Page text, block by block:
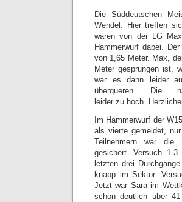
Die Süddeutschen
Wendel. Hier treffen
waren von der LG
Hammerwurf dabei.
von 1,65 Meter. Max,
Meter gesprungen ist,
war es dann leider
überqueren. Die
leider zu hoch.
Im Hammerwurf der
als vierte gemeldet,
Teilnehmern war die
gesichert. Versuch 1-
letzten drei
knapp im Sektor.
Jetzt war Sara im
schon deutlich über